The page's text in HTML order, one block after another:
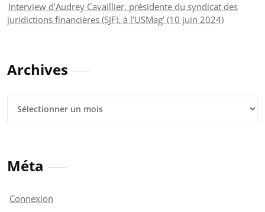
Interview d’Audrey Cavaillier, présidente du syndicat des
juridictions financières (SJF), à l’USMag’ (10 juin 2024)
Archives
Méta
Connexion